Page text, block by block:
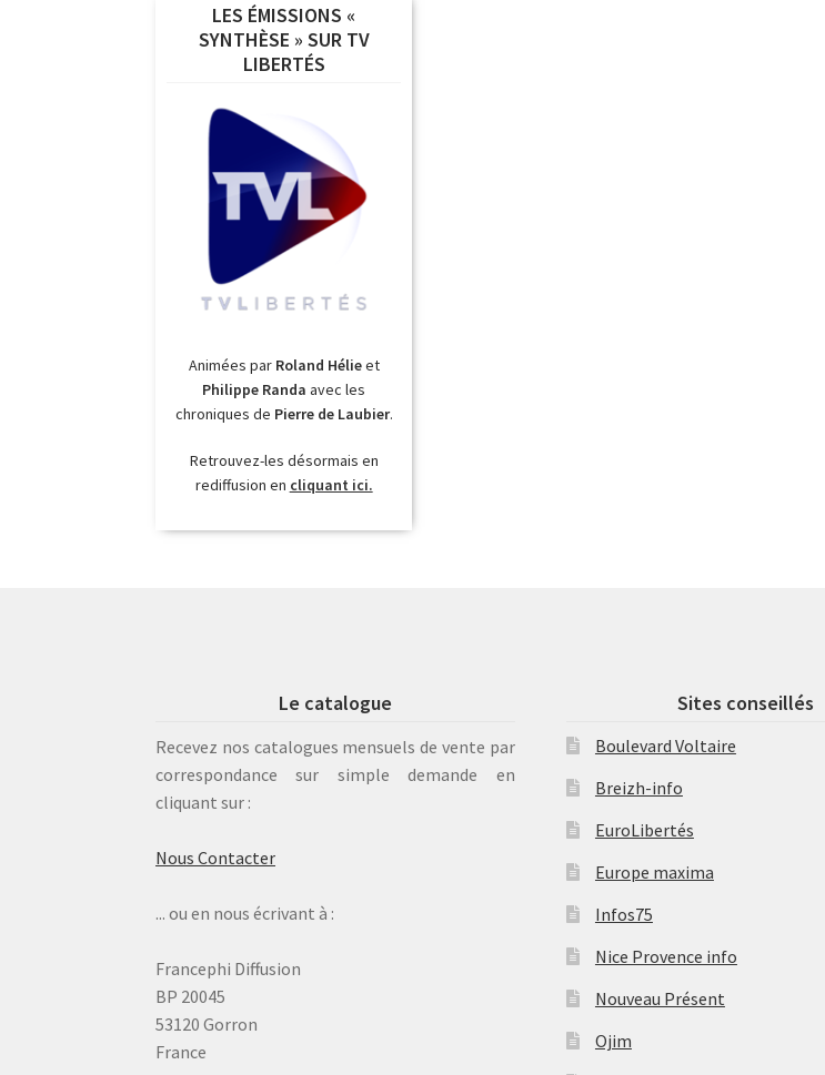
LES ÉMISSIONS «
SYNTHÈSE » SUR TV
LIBERTÉS
Animées par Roland Hélieet
Philippe Randa avec les
chroniques de Pierre de Laubier.
Retrouvez-les désormais en
rediffusion en cliquant ici.
Le catalogue
Recevez nos catalogues mensuels de vente par
correspondance sur simple demande en
cliquant sur :
Nous Contacter
... ou en nous écrivant à :
Francephi Diffusion
BP 20045
53120 Gorron
France
Sites conseillés
Boulevard Voltaire
Breizh-info
EuroLibertés
Europe maxima
Infos75
Nice Provence info
Nouveau Présent
Ojim